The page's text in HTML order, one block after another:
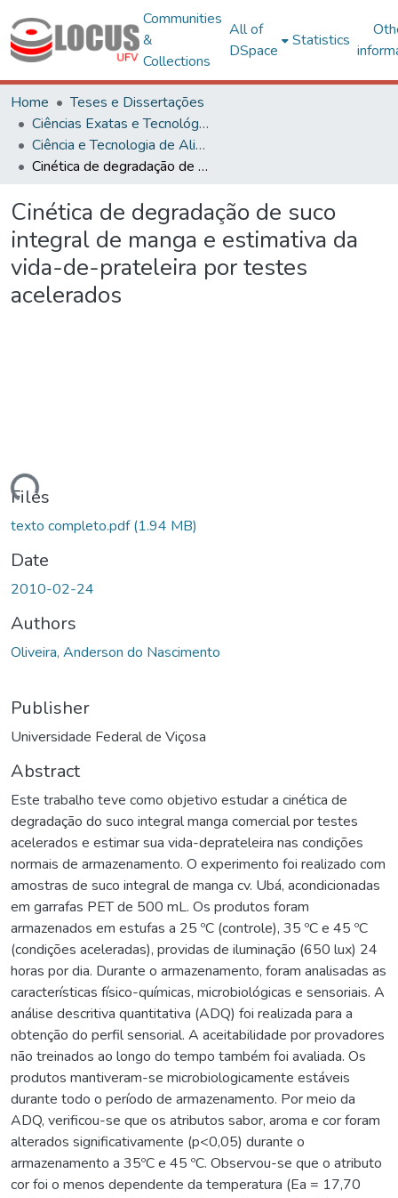
Communities
&
Collections
All of
DSpace
Statistics
Home
Teses e Dissertações
Ciências Exatas e Tecnológicas
Ciência e Tecnologia de Alimentos
Cinética de degradação de suco integral de manga e estimativa da vida-de-prateleira por testes acelerados
Cinética de degradação de suco
integral de manga e estimativa da
vida-de-prateleira por testes
acelerados
Files
texto completo.pdf(1.94 MB)
Date
2010-02-24
Authors
Oliveira, Anderson do Nascimento
Publisher
Universidade Federal de Viçosa
Abstract
Este trabalho teve como objetivo estudar a cinética de
degradação do suco integral manga comercial por testes
acelerados e estimar sua vida-deprateleira nas condições
normais de armazenamento. O experimento foi realizado com
amostras de suco integral de manga cv. Ubá, acondicionadas
em garrafas PET de 500 mL. Os produtos foram
armazenados em estufas a 25 ºC (controle), 35 ºC e 45 ºC
(condições aceleradas), providas de iluminação (650 lux) 24
horas por dia. Durante o armazenamento, foram analisadas as
características físico-químicas, microbiológicas e sensoriais. A
análise descritiva quantitativa (ADQ) foi realizada para a
obtenção do perfil sensorial. A aceitabilidade por provadores
não treinados ao longo do tempo também foi avaliada. Os
produtos mantiveram-se microbiologicamente estáveis
durante todo o período de armazenamento. Por meio da
ADQ, verificou-se que os atributos sabor, aroma e cor foram
alterados significativamente (p<0,05) durante o
armazenamento a 35ºC e 45 ºC. Observou-se que o atributo
cor foi o menos dependente da temperatura (Ea = 17,70